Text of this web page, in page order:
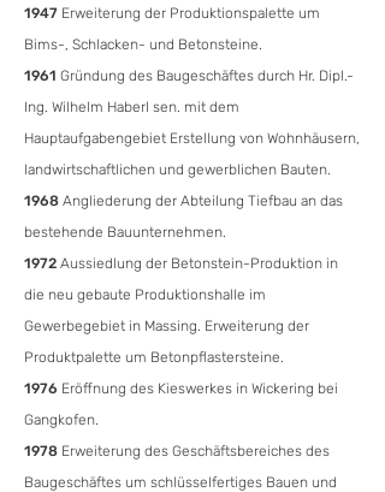
1947 Erweiterung der Produktionspalette um
Bims-, Schlacken- und Betonsteine.
1961 Gründung des Baugeschäftes durch Hr. Dipl.-
Ing. Wilhelm Haberl sen. mit dem
Hauptaufgabengebiet Erstellung von Wohnhäusern,
landwirtschaftlichen und gewerblichen Bauten.
1968 Angliederung der Abteilung Tiefbau an das
bestehende Bauunternehmen.
1972 Aussiedlung der Betonstein-Produktion in
die neu gebaute Produktionshalle im
Gewerbegebiet in Massing. Erweiterung der
Produktpalette um Betonpflastersteine.
1976 Eröffnung des Kieswerkes in Wickering bei
Gangkofen.
1978 Erweiterung des Geschäftsbereiches des
Baugeschäftes um schlüsselfertiges Bauen und